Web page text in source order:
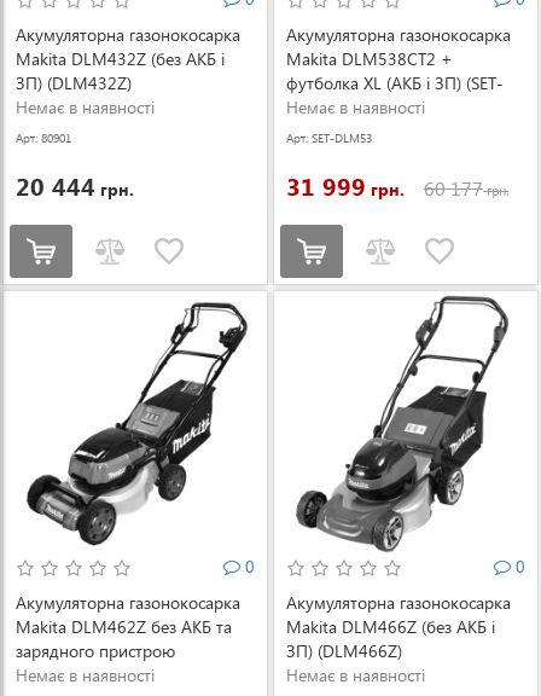
Акумуляторна газонокосарка
Makita DLM432Z (без АКБ і
ЗП) (DLM432Z)
Немає в наявності
Арт: 80901
20 444 грн.
Акумуляторна газонокосарка
Makita DLM538CT2 +
футболка XL (АКБ і ЗП) (SET-
DLM538CT2-XL-0526)
Немає в наявності
Арт: SET-DLM53
31 999 грн. 60 177грн.
0
Акумуляторна газонокосарка
Makita DLM462Z без АКБ та
зарядного пристрою
(DLM462Z)
Немає в наявності
0
Акумуляторна газонокосарка
Makita DLM466Z (без АКБ і
ЗП) (DLM466Z)
Немає в наявності